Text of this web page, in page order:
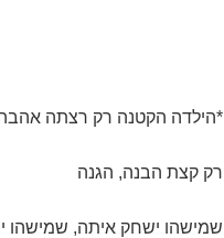
*הילדה הקטנה רק רצתה
רק קצת הבנה, הגנה
שמישהו ישחק איתה, שמישהו